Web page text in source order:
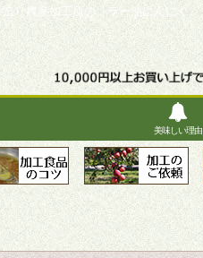
造り農産加工所の、ラー油にんにく
美味しい理由